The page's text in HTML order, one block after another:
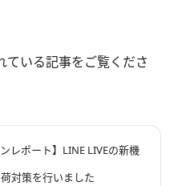
ている記事をご覧くださ
ンレポート】LINE LIVEの新機
対策を行いました